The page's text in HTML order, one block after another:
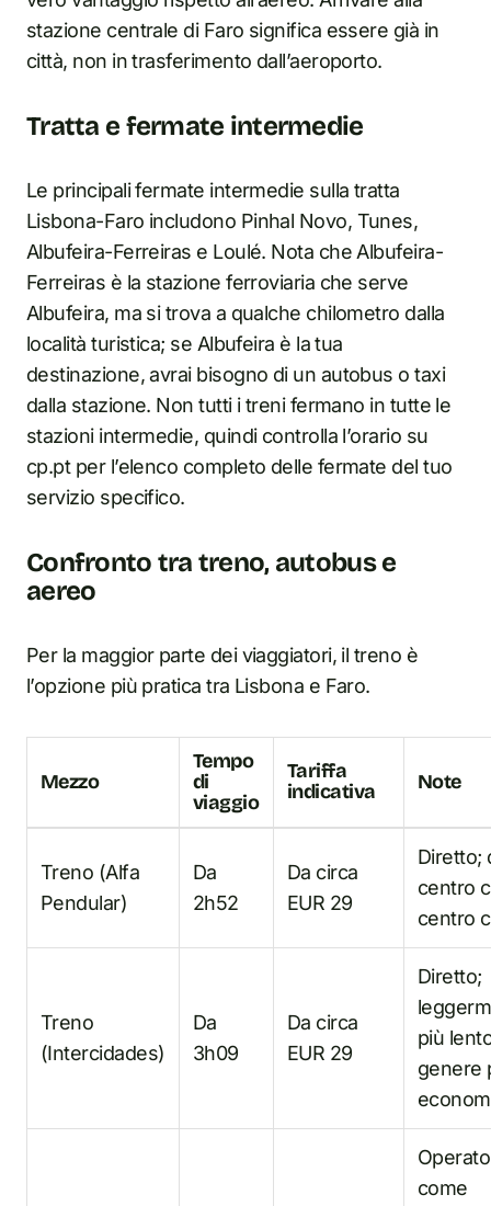
stazione centrale di Faro significa essere già in
città, non in trasferimento dall’aeroporto.
Tratta e fermate intermedie
Le principali fermate intermedie sulla tratta
Lisbona-Faro includono Pinhal Novo, Tunes,
Albufeira-Ferreiras e Loulé. Nota che Albufeira-
Ferreiras è la stazione ferroviaria che serve
Albufeira, ma si trova a qualche chilometro dalla
località turistica; se Albufeira è la tua
destinazione, avrai bisogno di un autobus o taxi
dalla stazione. Non tutti i treni fermano in tutte le
stazioni intermedie, quindi controlla l’orario su
cp.pt per l’elenco completo delle fermate del tuo
servizio specifico.
Confronto tra treno, autobus e
aereo
Per la maggior parte dei viaggiatori, il treno è
l’opzione più pratica tra Lisbona e Faro.
Mezzo
Tempo
di
viaggio
Tariffa
indicativa
Note
Treno (Alfa
Pendular)
Da
2h52
Da circa
EUR 29
Diretto;
centro
centro
Treno
(Intercidades)
Da
3h09
Da circa
EUR 29
Diretto;
più
genere
come